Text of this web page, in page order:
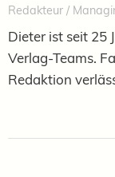
Redakteur /
Dieter ist seit 25
Verlag-Teams.
Redaktion